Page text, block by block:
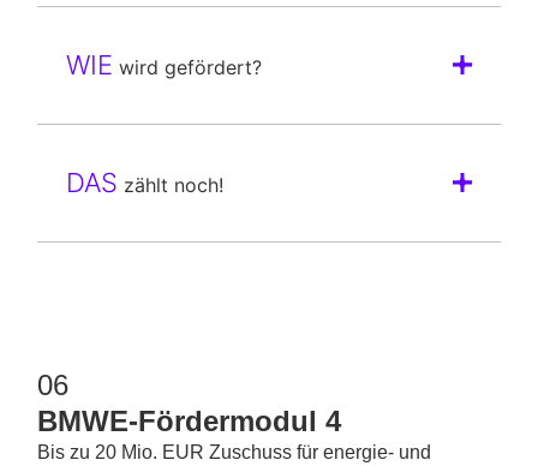
WIE wird gefördert?
DAS zählt noch!
06
BMWE-Fördermodul 4
Bis zu 20 Mio. EUR Zuschuss für energie- und